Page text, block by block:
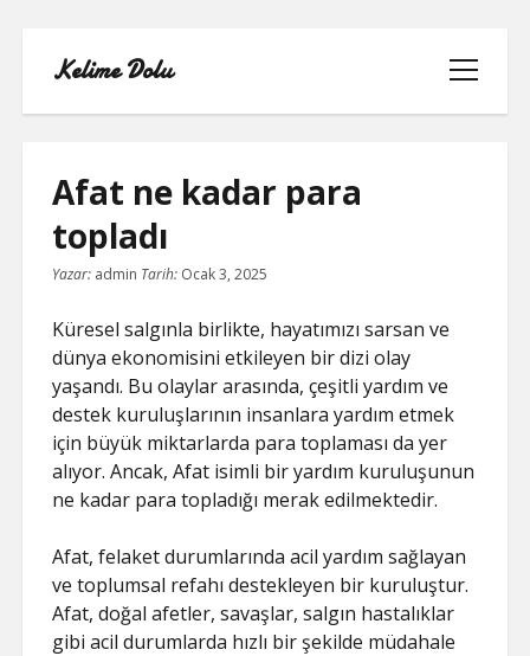
Kelime Dolu
menüyü
aç
INSTAGRAM BOT HESAPLARININ
HIKAYEME BAKMASI
LISTE
SAYFA LISTESI
TWITTER FAVORI KASMA PARASIZ
TWITTER TAKIPÇI HILESI ŞIFRESIZ
Afat ne kadar para
topladı
Yazar: admin Tarih: Ocak 3, 2025
Küresel salgınla birlikte, hayatımızı sarsan ve
dünya ekonomisini etkileyen bir dizi olay
yaşandı. Bu olaylar arasında, çeşitli yardım ve
destek kuruluşlarının insanlara yardım etmek
için büyük miktarlarda para toplaması da yer
alıyor. Ancak, Afat isimli bir yardım kuruluşunun
ne kadar para topladığı merak edilmektedir.
Afat, felaket durumlarında acil yardım sağlayan
ve toplumsal refahı destekleyen bir kuruluştur.
Afat, doğal afetler, savaşlar, salgın hastalıklar
gibi acil durumlarda hızlı bir şekilde müdahale